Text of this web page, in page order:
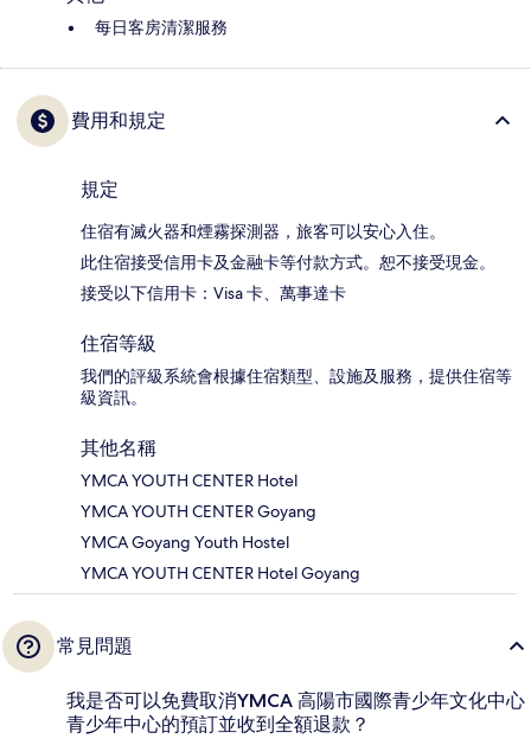
每日客房清潔服務
費用和規定
規定
住宿有滅火器和煙霧探測器，旅客可以安心入住。
此住宿接受信用卡及金融卡等付款方式。恕不接受現金。
接受以下信用卡：Visa 卡、萬事達卡
住宿等級
我們的評級系統會根據住宿類型、設施及服務，提供住宿等
級資訊。
其他名稱
YMCA YOUTH CENTER Hotel
YMCA YOUTH CENTER Goyang
YMCA Goyang Youth Hostel
YMCA YOUTH CENTER Hotel Goyang
常見問題
我是否可以免費取消YMCA 高陽市國際青少年文化中心
青少年中心的預訂並收到全額退款？